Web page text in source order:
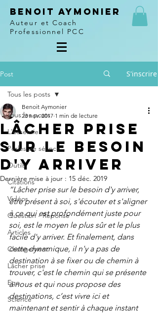
Benoit Aymonier
Auteur et Coach
Professionnel PCC
Post S'inscrire
Tous les posts
L'essentiel
Perles de séance
Outils
Citations
Vidéos
Question - Réponse
Articles
Changement
Lâcher prise
Ego
Science
Tous les posts
Lâcher prise
sur le besoin
d'y arriver
Benoit Aymonier
23 nov. 2017 1 min de lecture
Dernière mise à jour : 15 déc. 2019
“Lâcher prise sur le besoin d'y arriver,
être présent à soi, s'écouter et s'aligner
à ce qui est profondément juste pour
soi, est le moyen le plus sûr et le plus
facile d'y arriver. Et finalement, dans
cette dynamique, il n'y a pas de
destination à se fixer ou de chemin à
trouver, c'est le chemin qui se présente
à nous et qui nous propose des
destinations, c’est vivre ici et
maintenant et sentir à chaque instant